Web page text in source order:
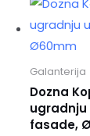
Galanterija
Dozna
fasade,